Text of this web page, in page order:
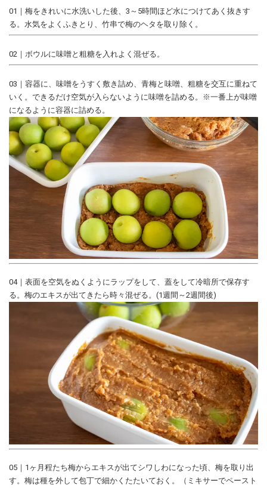
01｜梅をきれいに水洗いした後、3～5時間ほど水につけてあく抜きす
る。水気をよくふきとり、竹串で梅のヘタを取り除く。
02｜ボウルに味噌と粗糖を入れよく混ぜる。
03｜容器に、味噌をうすく敷き詰め、青梅と味噌、粗糖を交互に重ねて
いく。できるだけ空気が入らないように味噌を詰める。※一番上が味噌
になるように容器に詰める。
04｜表面を空気をぬくようにラップをして、蓋をして冷暗所で保存す
る。梅のエキスが出てきたら時々混ぜる。(1週間～2週間後)
05｜1ヶ月程たち梅からエキスが出てシワしわになった頃、梅を取り出
す。梅は種を外して包丁で細かくたたいておく。（ミキサーでペースト